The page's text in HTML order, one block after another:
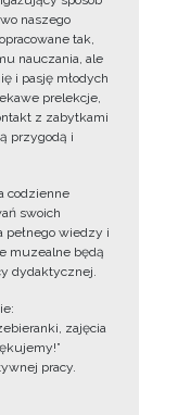
naszego
tak,
nauczania, ale
i pasję młodych
prelekcje,
z zabytkami
przygodą i
codzienne
swoich
pełnego wiedzy i
muzealne będą
dydaktycznej.
zajęcia
pracy.